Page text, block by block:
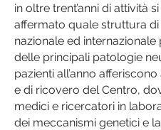
in oltre trent’anni di attività
affermato quale struttura
nazionale ed
delle principali patologie
pazienti all’anno
e di ricovero del Centro,
medici e ricercatori in
dei meccanismi genetici e